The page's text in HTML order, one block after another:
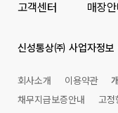
고객센터 매장안
신성통상㈜ 사업자정보
회사소개 이용약관
채무지급보증안내
고정